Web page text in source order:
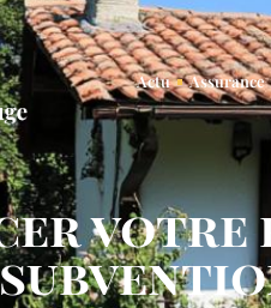
Actu Assurance
votre